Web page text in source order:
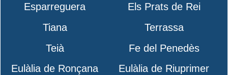
Esparreguera
Els Prats de Rei
Tiana
Terrassa
Teià
Fe del Penedès
Eulàlia de Ronçana
Eulàlia de Riuprimer